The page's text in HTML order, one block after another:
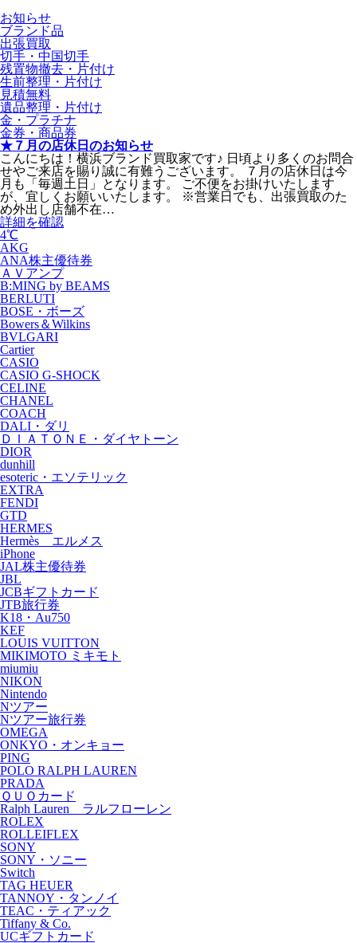
お知らせ
ブランド品
出張買取
切手・中国切手
残置物撤去・片付け
生前整理・片付け
見積無料
遺品整理・片付け
金・プラチナ
金券・商品券
★７月の店休日のお知らせ
こんにちは！横浜ブランド買取家です♪ 日頃より多くのお問合
せやご来店を賜り誠に有難うございます。 ７月の店休日は今
月も「毎週土日」となります。 ご不便をお掛けいたします
が、宜しくお願いいたします。 ※営業日でも、出張買取のた
め外出し店舗不在…
詳細を確認
4℃
AKG
ANA株主優待券
ＡＶアンプ
B:MING by BEAMS
BERLUTI
BOSE・ボーズ
Bowers＆Wilkins
BVLGARI
Cartier
CASIO
CASIO G-SHOCK
CELINE
CHANEL
COACH
DALI・ダリ
ＤＩＡＴＯＮＥ・ダイヤトーン
DIOR
dunhill
esoteric・エソテリック
EXTRA
FENDI
GTD
HERMES
Hermès エルメス
iPhone
JAL株主優待券
JBL
JCBギフトカード
JTB旅行券
K18・Au750
KEF
LOUIS VUITTON
MIKIMOTO ミキモト
miumiu
NIKON
Nintendo
Nツアー
Nツアー旅行券
OMEGA
ONKYO・オンキョー
PING
POLO RALPH LAUREN
PRADA
ＱＵＯカード
Ralph Lauren ラルフローレン
ROLEX
ROLLEIFLEX
SONY
SONY・ソニー
Switch
TAG HEUER
TANNOY・タンノイ
TEAC・ティアック
Tiffany & Co.
UCギフトカード